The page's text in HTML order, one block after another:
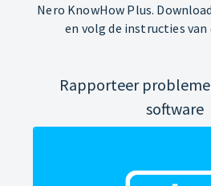
Nero KnowHow Plus.
en volg de instructies van
Rapporteer
software